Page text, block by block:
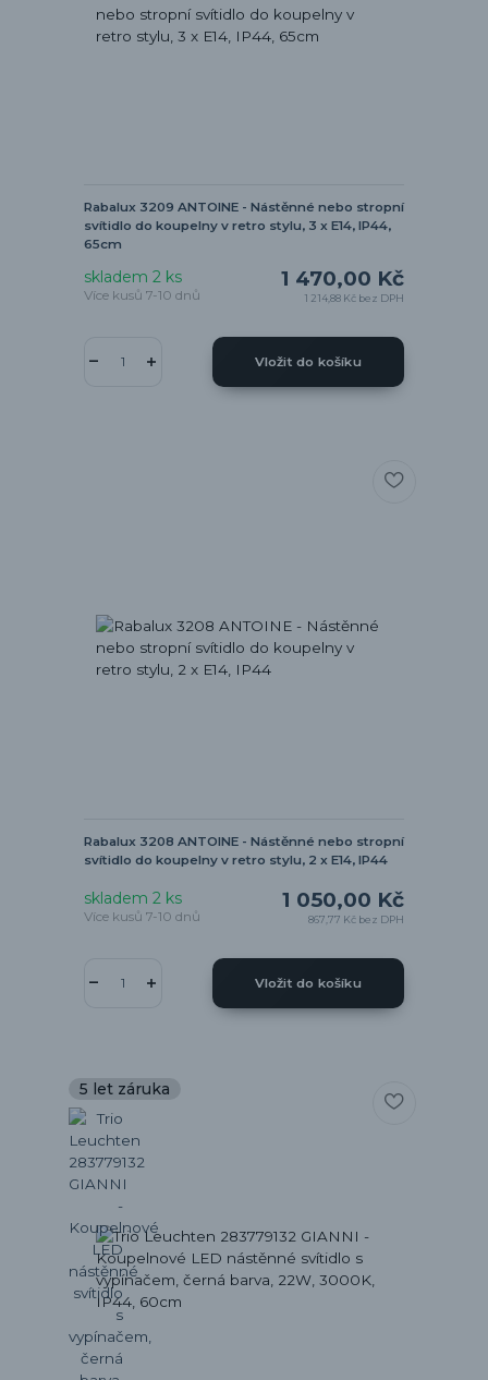
Rabalux 3209 ANTOINE - Nástěnné nebo stropní
svítidlo do koupelny v retro stylu, 3 x E14, IP44,
65cm
1 470,00 Kč
1 214,88 Kč bez DPH
skladem 2 ks
Více kusů 7-10 dnů
Vložit do košíku
Rabalux 3208 ANTOINE - Nástěnné nebo stropní
svítidlo do koupelny v retro stylu, 2 x E14, IP44
1 050,00 Kč
867,77 Kč bez DPH
skladem 2 ks
Více kusů 7-10 dnů
Vložit do košíku
5 let záruka